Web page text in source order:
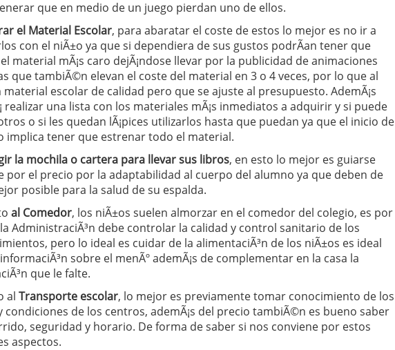
que en medio de un juego pierdan uno de ellos.
el Material Escolar, para abaratar el coste de estos lo mejor es no ir a
con el niÃ±o ya que si dependiera de sus gustos podrÃ­an tener que
material mÃ¡s caro dejÃ¡ndose llevar por la publicidad de animaciones
que tambiÃ©n elevan el coste del material en 3 o 4 veces, por lo que al
material escolar de calidad pero que se ajuste al presupuesto. AdemÃ¡s
realizar una lista con los materiales mÃ¡s inmediatos a adquirir y si puede
o si les quedan lÃ¡pices utilizarlos hasta que puedan ya que el inicio de
implica tener que estrenar todo el material.
la mochila o cartera para llevar sus libros, en esto lo mejor es guiarse
por el precio por la adaptabilidad al cuerpo del alumno ya que deben de
posible para la salud de su espalda.
al Comedor, los niÃ±os suelen almorzar en el comedor del colegio, es por
AdministraciÃ³n debe controlar la calidad y control sanitario de los
pero lo ideal es cuidar de la alimentaciÃ³n de los niÃ±os es ideal
sobre el menÃº ademÃ¡s de complementar en la casa la
que le falte.
al Transporte escolar, lo mejor es previamente tomar conocimiento de los
condiciones de los centros, ademÃ¡s del precio tambiÃ©n es bueno saber
seguridad y horario. De forma de saber si nos conviene por estos
aspectos.